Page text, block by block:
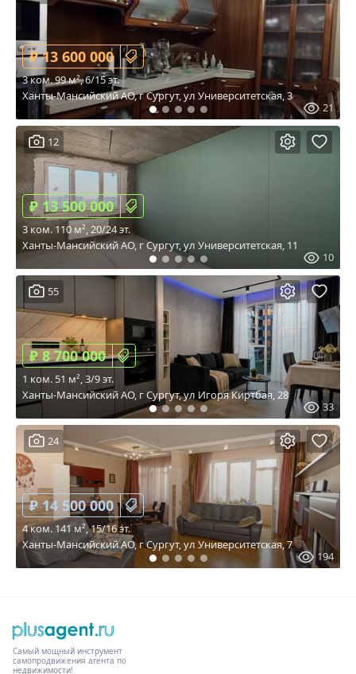
21
₽ 13 600 000
3 ком. 99 м², 6/15 эт.
Ханты-Мансийский АО, г Сургут, ул Университетская, 3
12
10
₽ 13 500 000
3 ком. 110 м², 20/24 эт.
Ханты-Мансийский АО, г Сургут, ул Университетская, 11
55
33
₽ 8 700 000
1 ком. 51 м², 3/9 эт.
Ханты-Мансийский АО, г Сургут, ул Игоря Киртбая, 28
24
194
₽ 14 500 000
4 ком. 141 м², 15/16 эт.
Ханты-Мансийский АО, г Сургут, ул Университетская, 7
Самый мощный инструмент
самопродвижения агента по
недвижимости!